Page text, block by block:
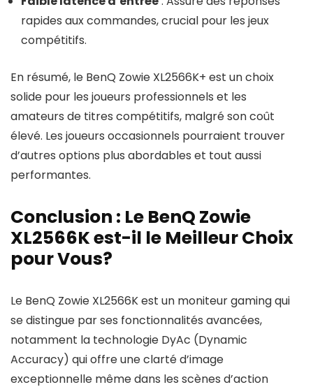
rapides aux commandes, crucial pour les jeux
compétitifs.
En résumé, le BenQ Zowie XL2566K+ est un choix
solide pour les joueurs professionnels et les
amateurs de titres compétitifs, malgré son coût
élevé. Les joueurs occasionnels pourraient trouver
d’autres options plus abordables et tout aussi
performantes.
Conclusion : Le BenQ Zowie
XL2566K est-il le Meilleur Choix
pour Vous?
Le BenQ Zowie XL2566K est un moniteur gaming qui
se distingue par ses fonctionnalités avancées,
notamment la technologie DyAc (Dynamic
Accuracy) qui offre une clarté d’image
exceptionnelle même dans les scènes d’action